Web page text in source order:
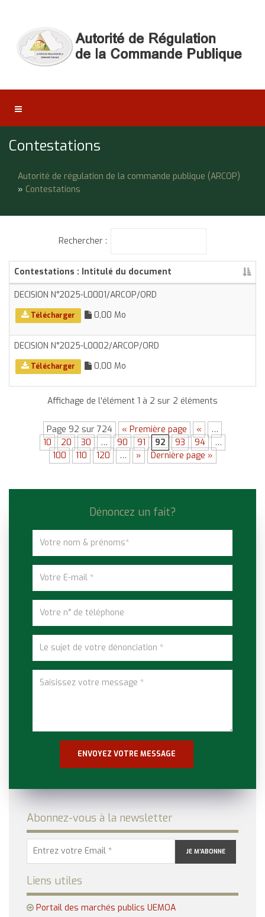
Contestations
Autorité de régulation de la commande publique (ARCOP)
» Contestations
Rechercher :
Contestations : Intitulé du document
DECISION N°2025-L0001/ARCOP/ORD
Télécharger 0,00 Mo
DECISION N°2025-L0002/ARCOP/ORD
Télécharger 0,00 Mo
Affichage de l'élément 1 à 2 sur 2 éléments
Page 92 sur 724 « Première page «
…
10
20 30 … 90 91 92 93 94
…
100
110 120 … » Dernière page »
Dénoncez un fait?
Abonnez-vous à la newsletter
Liens utiles
Portail des marchés publics UEMOA